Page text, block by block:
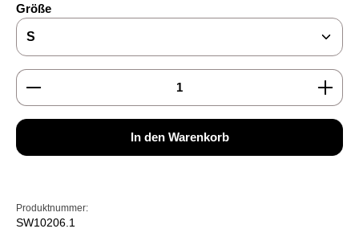
Größeauswählen
Produkt Anzahl: Gib den gewünschten Wert ein
In den Warenkorb
Produktnummer:
SW10206.1